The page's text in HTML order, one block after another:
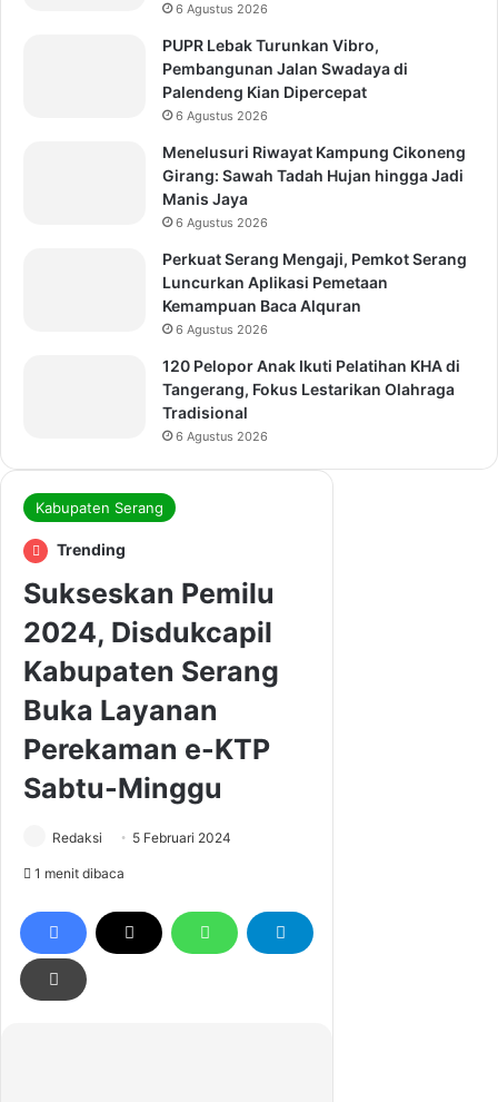
6 Agustus 2026
PUPR Lebak Turunkan Vibro,
Pembangunan Jalan Swadaya di
Palendeng Kian Dipercepat
6 Agustus 2026
Menelusuri Riwayat Kampung Cikoneng
Girang: Sawah Tadah Hujan hingga Jadi
Manis Jaya
6 Agustus 2026
Perkuat Serang Mengaji, Pemkot Serang
Luncurkan Aplikasi Pemetaan
Kemampuan Baca Alquran
6 Agustus 2026
120 Pelopor Anak Ikuti Pelatihan KHA di
Tangerang, Fokus Lestarikan Olahraga
Tradisional
6 Agustus 2026